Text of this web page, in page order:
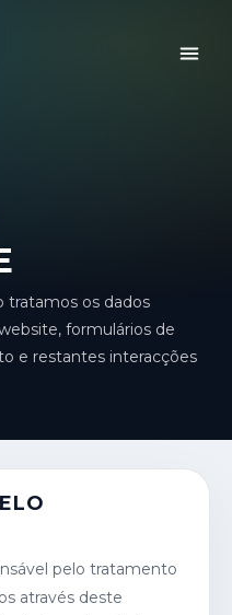
tratamos os dados
formulários de
e restantes interacções
pelo tratamento
através deste